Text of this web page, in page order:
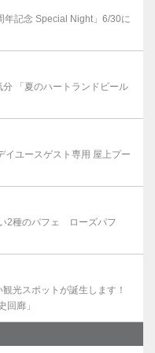
記念 Special Night」6/30に
「夏のハートランドビール
ユースゲスト専用 屋上プー
2種のパフェ ローズパフ
光スポットが誕生します！
回廊」